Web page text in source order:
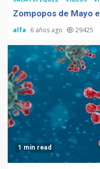
Zompopos de Mayo
alfa 6 años ago 29425
1 min read